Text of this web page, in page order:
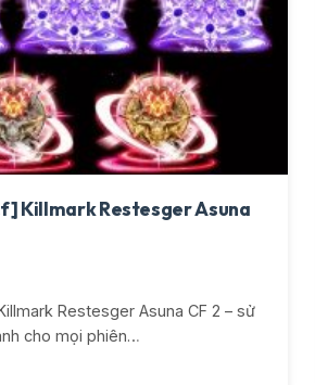
Killmark Restesger Asuna
Restesger Asuna CF 2 – sử
cho mọi phiên…